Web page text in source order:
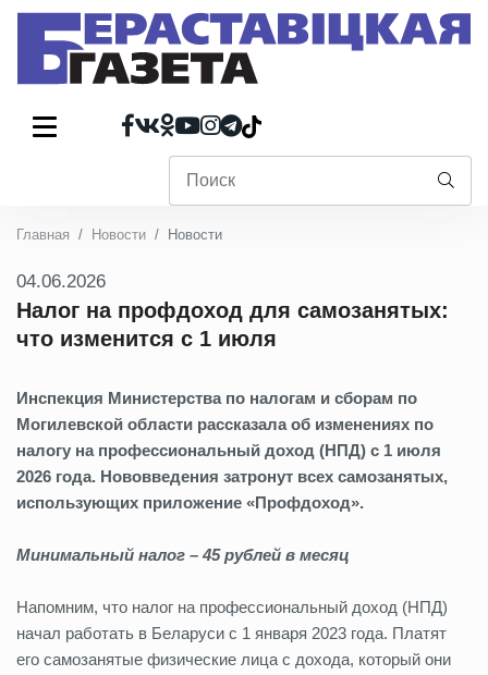
Главная Новости Новости
04.06.2026
Налог на профдоход для самозанятых:
что изменится с 1 июля
Инспекция Министерства по налогам и сборам по
Могилевской области рассказала об изменениях по
налогу на профессиональный доход (НПД) с 1 июля
2026 года. Нововведения затронут всех самозанятых,
использующих приложение «Профдоход».
Минимальный налог – 45 рублей в месяц
Напомним, что налог на профессиональный доход (НПД)
начал работать в Беларуси с 1 января 2023 года. Платят
его самозанятые физические лица с дохода, который они